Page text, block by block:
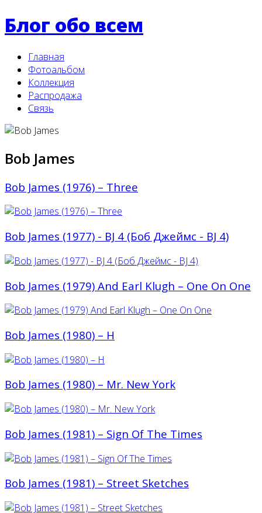
Блог обо всем
Главная
Фотоальбом
Коллекция
Распродажа
Связь
Bob James
Bob James (1976) ‎– Three
Bob James (1977) - BJ 4 (Боб Джеймс - BJ 4)
Bob James (1979) And Earl Klugh – One On One
Bob James (1980) ‎– H
Bob James (1980) – Mr. New York
Bob James (1981) ‎– Sign Of The Times
Bob James (1981) – Street Sketches